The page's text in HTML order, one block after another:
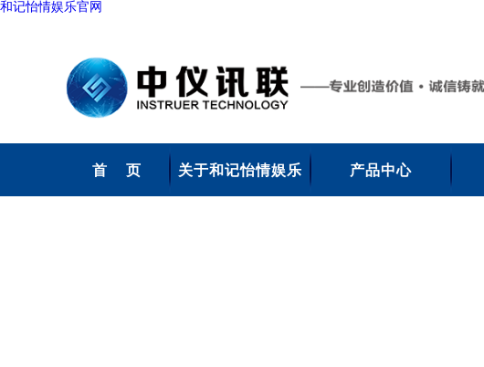
和记怡情娱乐官网
首 页 关于和记怡情娱乐 产品中心